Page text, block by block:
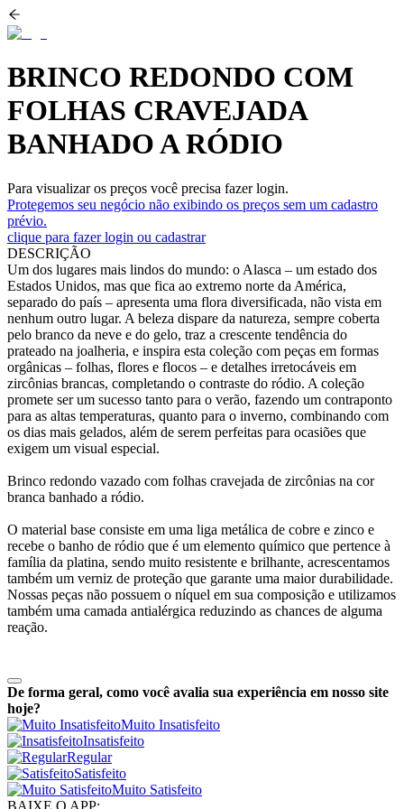
BRINCO REDONDO COM
FOLHAS CRAVEJADA
BANHADO A RÓDIO
Para visualizar os preços você precisa fazer login.
Protegemos seu negócio não exibindo os preços sem um cadastro
prévio.
clique para fazer login ou cadastrar
DESCRIÇÃO
Um dos lugares mais lindos do mundo: o Alasca – um estado dos
Estados Unidos, mas que fica ao extremo norte da América,
separado do país – apresenta uma flora diversificada, não vista em
nenhum outro lugar. A beleza dispare da natureza, sempre coberta
pelo branco da neve e do gelo, traz a crescente tendência do
prateado na joalheria, e inspira esta coleção com peças em formas
orgânicas – folhas, flores e flocos – e detalhes irretocáveis em
zircônias brancas, completando o contraste do ródio. A coleção
promete ser um sucesso tanto para o verão, fazendo um contraponto
para as altas temperaturas, quanto para o inverno, combinando com
os dias mais gelados, além de serem perfeitas para ocasiões que
exigem um visual especial.
Brinco redondo vazado com folhas cravejada de zircônias na cor
branca banhado a ródio.
O material base consiste em uma liga metálica de cobre e zinco e
recebe o banho de ródio que é um elemento químico que pertence à
família da platina, sendo muito resistente e brilhante, acrescentamos
também um verniz de proteção que garante uma maior durabilidade.
Nossas peças não possuem o níquel em sua composição e utilizamos
também uma camada antialérgica reduzindo as chances de alguma
reação.
De forma geral, como você avalia sua experiência em nosso site
hoje?
Muito Insatisfeito
Insatisfeito
Regular
Satisfeito
Muito Satisfeito
BAIXE O APP: